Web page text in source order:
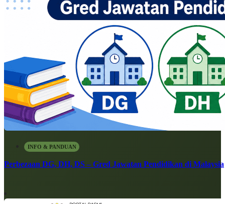
INFO & PANDUAN
Perbezaan DG, DH, DS – Gred Jawatan Pendidikan di Malaysia